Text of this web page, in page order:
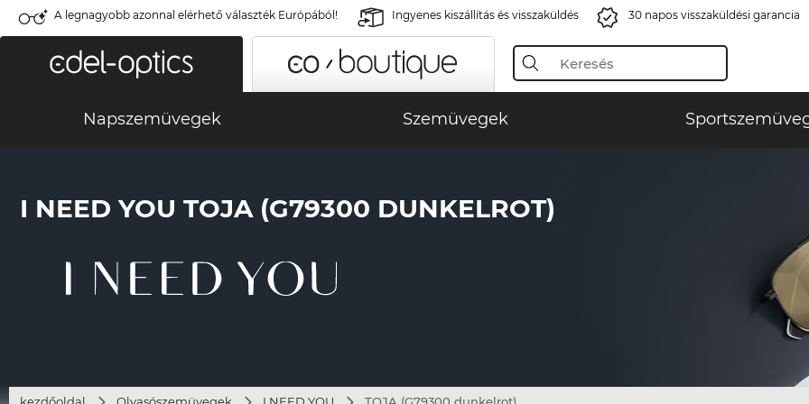
A legnagyobb azonnal elérhető választék Európából! Ingyenes kiszállítás és visszaküldés 30 napos visszaküldési garancia
Napszemüvegek Szemüvegek
I NEED YOU TOJA (G79300 DUNKELROT)